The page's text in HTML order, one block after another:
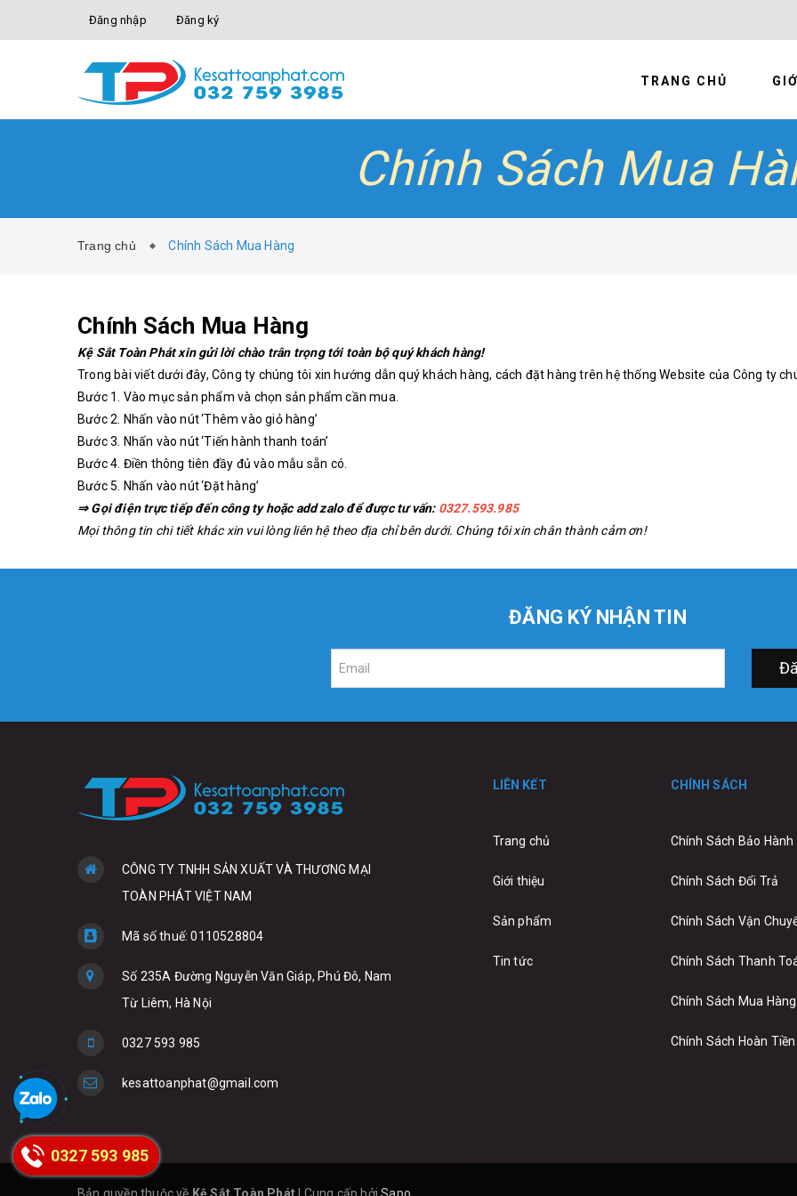
Đăng nhập Đăng ký
TRANG CHỦ
Chính Sách Mua
Trang chủ Chính Sách Mua Hàng
Chính Sách Mua Hàng
Kệ Sắt Toàn Phát xin gửi lời chào trân trọng tới toàn bộ quý khách hàng!
Trong bài viết dưới đây, Công ty chúng tôi xin hướng dẫn quý khách hàng, cách đặt hàng trên hệ thống Website của Công ty
Bước 1. Vào mục sản phẩm và chọn sản phẩm cần mua.
Bước 2. Nhấn vào nút ‘Thêm vào giỏ hàng’
Bước 3. Nhấn vào nút ‘Tiến hành thanh toán’
Bước 4. Điền thông tiên đầy đủ vào mẫu sẵn có.
Bước 5. Nhấn vào nút ‘Đặt hàng’
⇒ Gọi điện trực tiếp đến công ty hoặc add zalo để được tư vấn: 0327.593.985
Mọi thông tin chi tiết khác xin vui lòng liên hệ theo địa chỉ bên dưới. Chúng tôi xin chân thành cảm ơn!
ĐĂNG KÝ NHẬN TIN
CÔNG TY TNHH SẢN XUẤT VÀ THƯƠNG MẠI
TOÀN PHÁT VIỆT NAM
Mã số thuế: 0110528804
Số 235A Đường Nguyễn Văn Giáp, Phú Đô, Nam
Từ Liêm, Hà Nội
0327 593 985
kesattoanphat@gmail.com
LIÊN KẾT
Trang chủ
Giới thiệu
Sản phẩm
Tin tức
CHÍNH SÁCH
Chính Sách Bảo Hành
Chính Sách Đổi Trả
Chính Sách Vận
Chính Sách Thanh
Chính Sách Mua Hàng
Chính Sách Hoàn Tiền
0327 593 985